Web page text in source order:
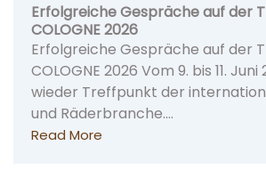
Erfolgreiche Gespräche auf der
COLOGNE 2026
Erfolgreiche Gespräche auf der
COLOGNE 2026 Vom 9. bis 11.
wieder Treffpunkt der
und Räderbranche.…
Read More